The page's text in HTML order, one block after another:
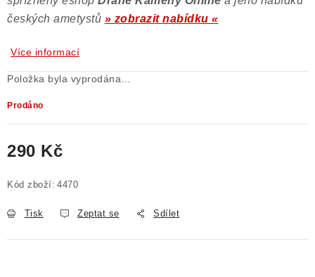
českých ametystů » zobrazit nabídku «
Více informací
Položka byla vyprodána…
Prodáno
290 Kč
Kód zboží: 4470
Tisk Zeptat se Sdílet